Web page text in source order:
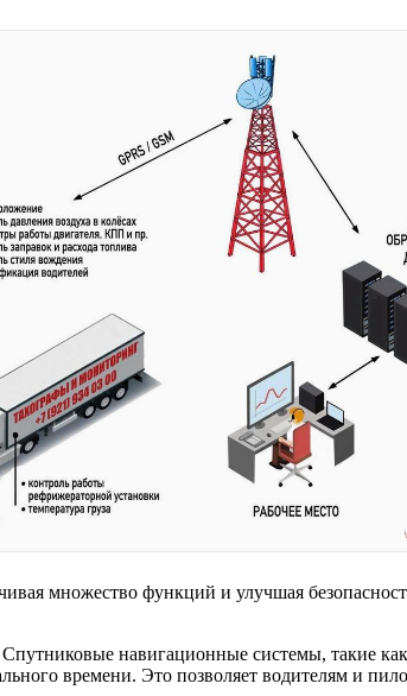
множество функций и улучшая
навигационные системы, такие
времени. Это позволяет водителям и